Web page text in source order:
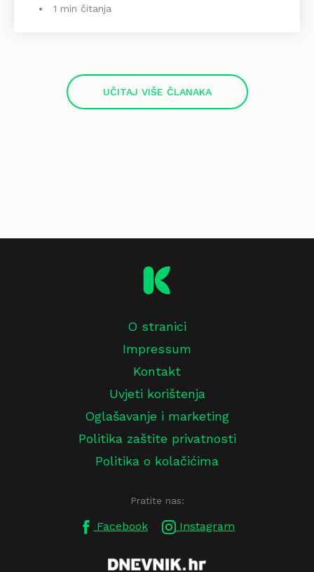
1 min čitanja
UČITAJ VIŠE ČLANAKA
O stranici
Impressum
Kontakt
Uvjeti korištenja
Oglašavanje i marketing
Politika zaštite privatnosti
Politika o kolačićima
Pratite nas:
Facebook Instagram